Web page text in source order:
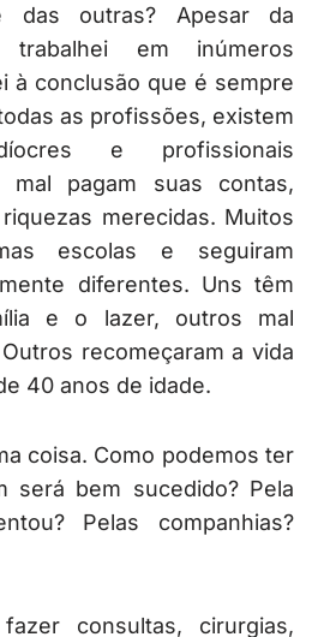
das outras? Apesar da
em inúmeros
à conclusão que é sempre
as profissões, existem
e profissionais
mal pagam suas contas,
merecidas. Muitos
escolas e seguiram
diferentes. Uns têm
e o lazer, outros mal
recomeçaram a vida
40 anos de idade.
coisa. Como podemos ter
será bem sucedido? Pela
Pelas companhias?
consultas, cirurgias,